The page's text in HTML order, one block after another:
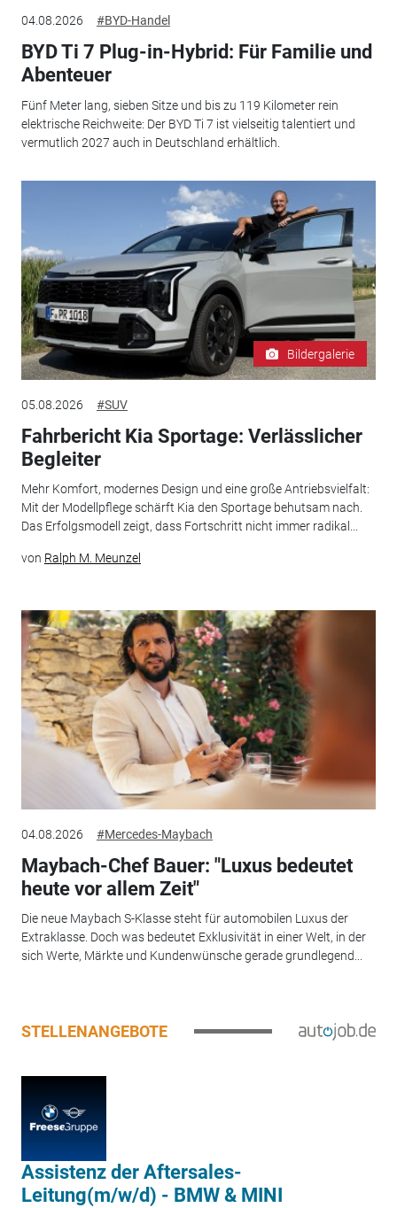
04.08.2026 #BYD-Handel
BYD Ti 7 Plug-in-Hybrid: Für Familie und
Abenteuer
Fünf Meter lang, sieben Sitze und bis zu 119 Kilometer rein
elektrische Reichweite: Der BYD Ti 7 ist vielseitig talentiert und
vermutlich 2027 auch in Deutschland erhältlich.
Bildergalerie
05.08.2026 #SUV
Fahrbericht Kia Sportage: Verlässlicher
Begleiter
Mehr Komfort, modernes Design und eine große Antriebsvielfalt:
Mit der Modellpflege schärft Kia den Sportage behutsam nach.
Das Erfolgsmodell zeigt, dass Fortschritt nicht immer radikal...
von Ralph M. Meunzel
04.08.2026 #Mercedes-Maybach
Maybach-Chef Bauer: "Luxus bedeutet
heute vor allem Zeit"
Die neue Maybach S-Klasse steht für automobilen Luxus der
Extraklasse. Doch was bedeutet Exklusivität in einer Welt, in der
sich Werte, Märkte und Kundenwünsche gerade grundlegend...
STELLENANGEBOTE
Assistenz der Aftersales-
Leitung(m/w/d) - BMW & MINI